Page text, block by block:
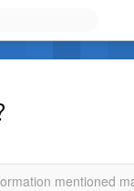
mentioned